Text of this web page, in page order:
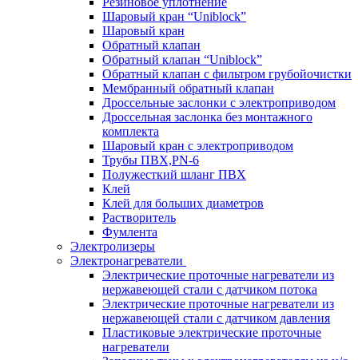
Шаровый кран “Uniblock”
Шаровый кран
Обратный клапан
Обратный клапан “Uniblock”
Обратный клапан с фильтром грубойочистки
Мембранный обратный клапан
Дроссельные заслонки с электроприводом
Дроссельная заслонка без монтажного
комплекта
Шаровый кран с электроприводом
Трубы ПВХ,PN-6
Полужесткий шланг ПВХ
Клей
Клей для больших диаметров
Растворитель
Фумлента
Электролизеры
Электронагреватели
Электрические проточные нагреватели из
нержавеющей стали с датчиком потока
Электрические проточные нагреватели из
нержавеющей стали с датчиком давления
Пластиковые электрические проточные
нагреватели